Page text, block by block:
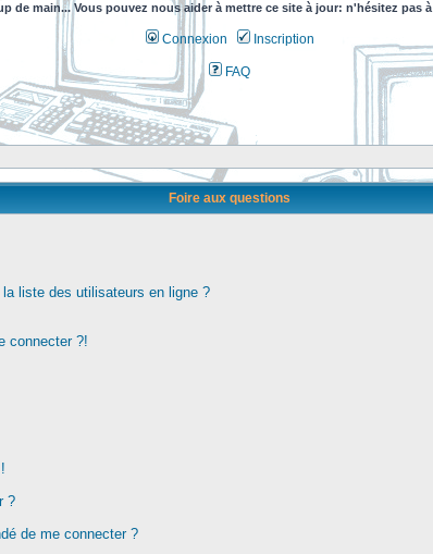
de main... Vous pouvez nous aider à mettre ce site à jour: n'hésitez pas à
Connexion Inscription
FAQ
Foire aux questions
la liste des utilisateurs en ligne ?
connecter ?!
?
de me connecter ?